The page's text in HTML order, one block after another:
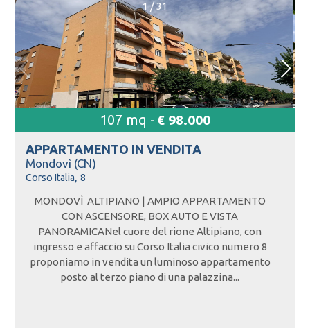
1/31
107 mq - € 98.000
APPARTAMENTO IN VENDITA
Mondovì (CN)
Corso Italia, 8
MONDOVÌ  ALTIPIANO | AMPIO APPARTAMENTO
CON ASCENSORE, BOX AUTO E VISTA
PANORAMICANel cuore del rione Altipiano, con
ingresso e affaccio su Corso Italia civico numero 8
proponiamo in vendita un luminoso appartamento
posto al terzo piano di una palazzina...